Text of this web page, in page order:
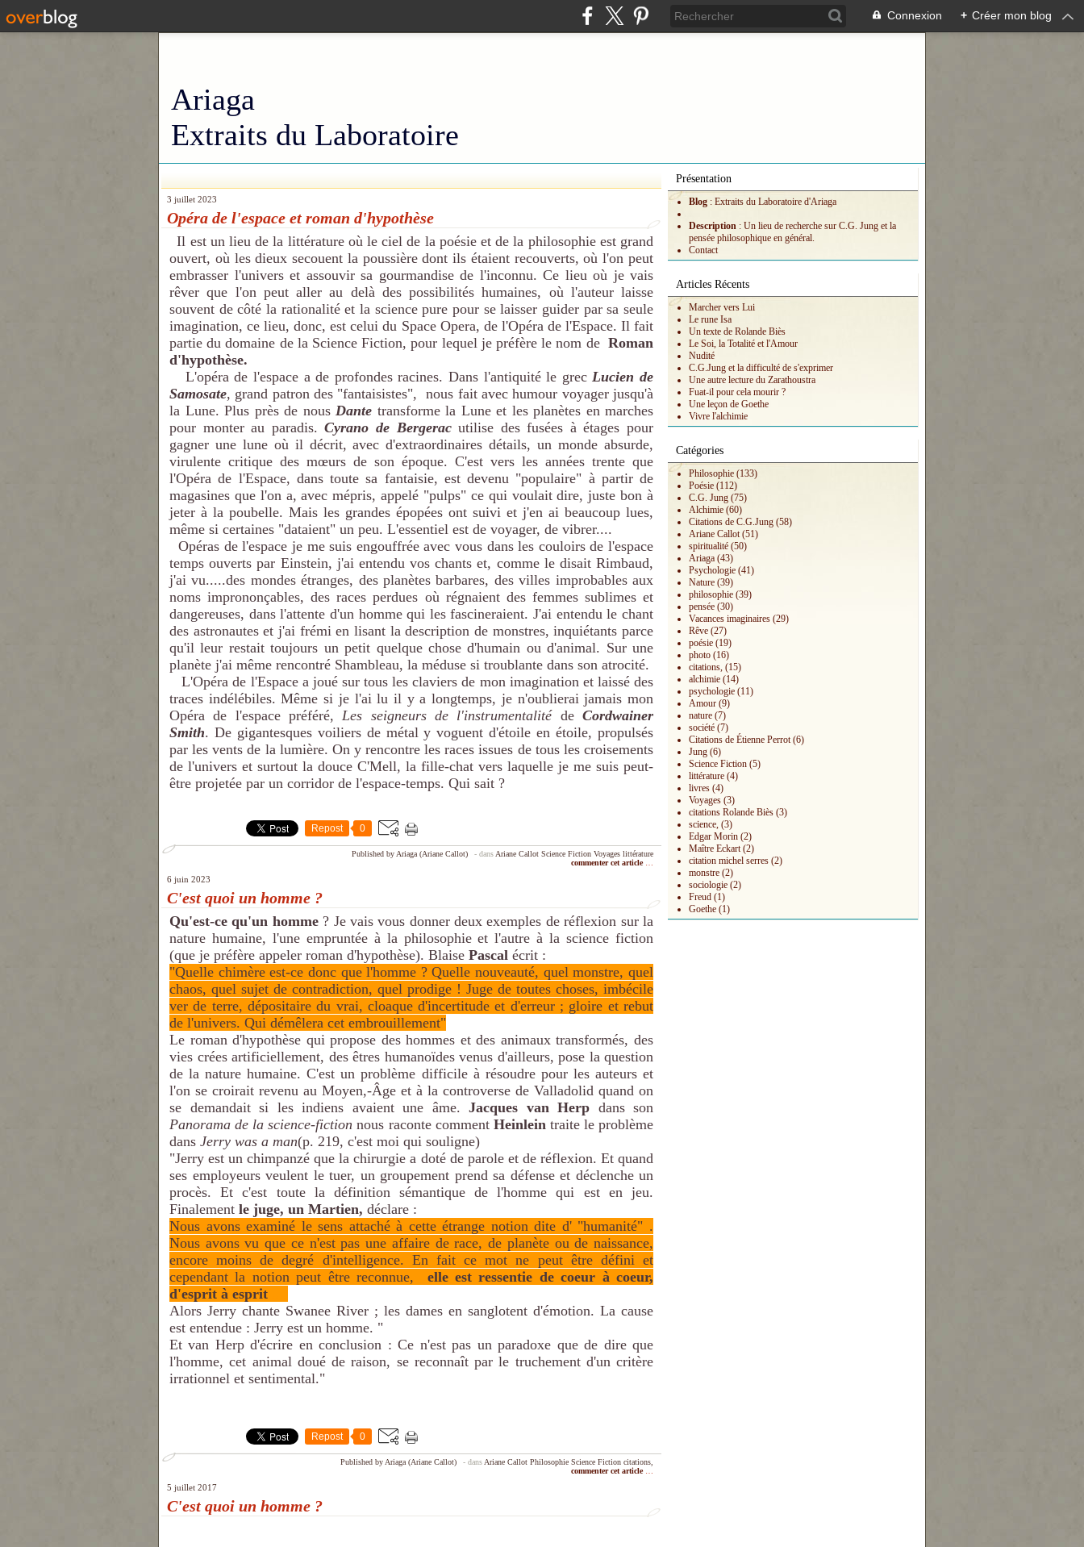
Connexion + Créer mon blog
Ariaga
Extraits du Laboratoire
3 juillet 2023
Opéra de l'espace et roman d'hypothèse
Il est un lieu de la littérature où le ciel de la poésie et de la philosophie est grand
ouvert, où les dieux secouent la poussière dont ils étaient recouverts, où l'on peut
embrasser l'univers et assouvir sa gourmandise de l'inconnu. Ce lieu où je vais
rêver que l'on peut aller au delà des possibilités humaines, où l'auteur laisse
souvent de côté la rationalité et la science pure pour se laisser guider par sa seule
imagination, ce lieu, donc, est celui du Space Opera, de l'Opéra de l'Espace. Il fait
partie du domaine de la Science Fiction, pour lequel je préfère le nom de Roman
d'hypothèse.
L'opéra de l'espace a de profondes racines. Dans l'antiquité le grecLucien de
Samosate, grand patron des "fantaisistes", nous fait avec humour voyager jusqu'à
la Lune. Plus près de nous Dante transforme la Lune et les planètes en marches
pour monter au paradis.Cyrano de Bergeracutilise des fusées à étages pour
gagner une lune où il décrit, avec d'extraordinaires détails, un monde absurde,
virulente critique des mœurs de son époque. C'est vers les années trente que
l'Opéra de l'Espace, dans toute sa fantaisie, est devenu "populaire" à partir de
magasines que l'on a, avec mépris, appelé "pulps" ce qui voulait dire, juste bon à
jeter à la poubelle. Mais les grandes épopées ont suivi et j'en ai beaucoup lues,
même si certaines "dataient" un peu. L'essentiel est de voyager, de vibrer....
Opéras de l'espace je me suis engouffrée avec vous dans les couloirs de l'espace
temps ouverts par Einstein, j'ai entendu vos chants et, comme le disait Rimbaud,
j'ai vu.....des mondes étranges, des planètes barbares, des villes improbables aux
noms imprononçables, des races perdues où régnaient des femmes sublimes et
dangereuses, dans l'attente d'un homme qui les fascineraient. J'ai entendu le chant
des astronautes et j'ai frémi en lisant la description de monstres, inquiétants parce
qu'il leur restait toujours un petit quelque chose d'humain ou d'animal. Sur une
planète j'ai même rencontré Shambleau, la méduse si troublante dans son atrocité.
L'Opéra de l'Espace a joué sur tous les claviers de mon imagination et laissé des
traces indélébiles. Même si je l'ai lu il y a longtemps, je n'oublierai jamais mon
Opéra de l'espace préféré,Les seigneurs de l'instrumentalitédeCordwainer
Smith. De gigantesques voiliers de métal y voguent d'étoile en étoile, propulsés
par les vents de la lumière. On y rencontre les races issues de tous les croisements
de l'univers et surtout la douce C'Mell, la fille-chat vers laquelle je me suis peut-
être projetée par un corridor de l'espace-temps. Qui sait ?
Repost 0
Published by Ariaga (Ariane Callot) - dans Ariane Callot Science Fiction Voyages littérature
commenter cet article
6 juin 2023
C'est quoi un homme ?
Qu'est-ce qu'un homme? Je vais vous donner deux exemples de réflexion sur la
nature humaine, l'une empruntée à la philosophie et l'autre à la science fiction
(que je préfère appeler roman d'hypothèse). Blaise Pascal écrit :
"Quelle chimère est-ce donc que l'homme ? Quelle nouveauté, quel monstre, quel
chaos, quel sujet de contradiction, quel prodige ! Juge de toutes choses, imbécile
ver de terre, dépositaire du vrai, cloaque d'incertitude et d'erreur ; gloire et rebut
de l'univers. Qui démêlera cet embrouillement"
Le roman d'hypothèse qui propose des hommes et des animaux transformés, des
vies crées artificiellement, des êtres humanoïdes venus d'ailleurs, pose la question
de la nature humaine. C'est un problème difficile à résoudre pour les auteurs et
l'on se croirait revenu au Moyen,-Âge et à la controverse de Valladolid quand on
se demandait si les indiens avaient une âme. Jacques van Herp dans son
Panorama de la science-fiction nous raconte comment Heinleintraite le problème
dans Jerry was a man(p. 219, c'est moi qui souligne)
"Jerry est un chimpanzé que la chirurgie a doté de parole et de réflexion. Et quand
ses employeurs veulent le tuer, un groupement prend sa défense et déclenche un
procès. Et c'est toute la définition sémantique de l'homme qui est en jeu.
Finalement le juge, un Martien, déclare :
Nous avons examiné le sens attaché à cette étrange notion dite d' "humanité" .
Nous avons vu que ce n'est pas une affaire de race, de planète ou de naissance,
encore moins de degré d'intelligence. En fait ce mot ne peut être défini et
cependant la notion peut être reconnue, elle est ressentie de coeur à coeur,
d'esprit à esprit
Alors Jerry chante Swanee River ; les dames en sanglotent d'émotion. La cause
est entendue : Jerry est un homme. "
Et van Herp d'écrire en conclusion : Ce n'est pas un paradoxe que de dire que
l'homme, cet animal doué de raison, se reconnaît par le truchement d'un critère
irrationnel et sentimental."
Repost 0
Published by Ariaga (Ariane Callot) - dans Ariane Callot Philosophie Science Fiction citations,
commenter cet article
5 juillet 2017
C'est quoi un homme ?
Présentation
Blog : Extraits du Laboratoire d'Ariaga
Description : Un lieu de recherche sur C.G. Jung et la
pensée philosophique en général.
Contact
Articles Récents
Marcher vers Lui
Le rune Isa
Un texte de Rolande Biès
Le Soi, la Totalité et l'Amour
Nudité
C.G.Jung et la difficulté de s'exprimer
Une autre lecture du Zarathoustra
Fuat-il pour cela mourir ?
Une leçon de Goethe
Vivre l'alchimie
Catégories
Philosophie (133)
Poésie (112)
C.G. Jung (75)
Alchimie (60)
Citations de C.G.Jung (58)
Ariane Callot(51)
spiritualité (50)
Ariaga (43)
Psychologie (41)
Nature (39)
philosophie (39)
pensée (30)
Vacances imaginaires (29)
Rêve (27)
poésie (19)
photo (16)
citations, (15)
alchimie (14)
psychologie (11)
Amour (9)
nature (7)
société (7)
Citations de Étienne Perrot(6)
Jung (6)
Science Fiction (5)
littérature (4)
livres (4)
Voyages (3)
citations Rolande Biès (3)
science, (3)
Edgar Morin (2)
Maître Eckart(2)
citation michel serres (2)
monstre (2)
sociologie (2)
Freud (1)
Goethe (1)